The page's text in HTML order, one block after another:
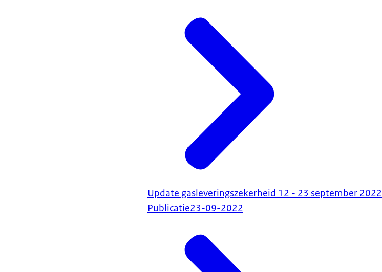
Update gasleveringszekerheid 12 - 23 september 2022
Publicatie23-09-2022